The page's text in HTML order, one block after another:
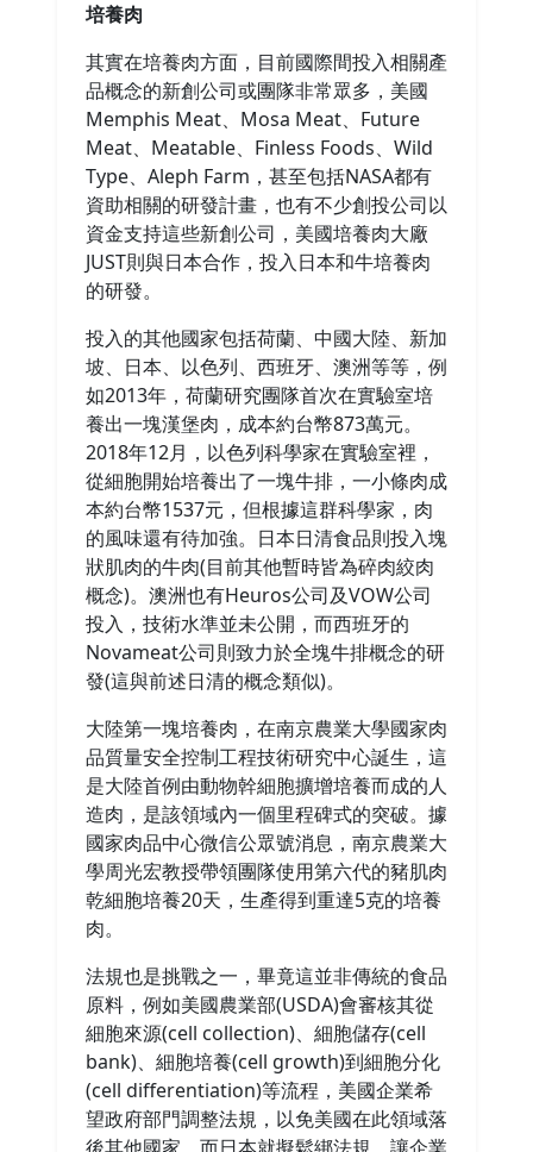
培養肉
其實在培養肉方面，目前國際間投入相關產
品概念的新創公司或團隊非常眾多，美國
Memphis Meat、Mosa Meat、Future
Meat、Meatable、Finless Foods、Wild
Type、Aleph Farm，甚至包括NASA都有
資助相關的研發計畫，也有不少創投公司以
資金支持這些新創公司，美國培養肉大廠
JUST則與日本合作，投入日本和牛培養肉
的研發。
投入的其他國家包括荷蘭、中國大陸、新加
坡、日本、以色列、西班牙、澳洲等等，例
如2013年，荷蘭研究團隊首次在實驗室培
養出一塊漢堡肉，成本約台幣873萬元。
2018年12月，以色列科學家在實驗室裡，
從細胞開始培養出了一塊牛排，一小條肉成
本約台幣1537元，但根據這群科學家，肉
的風味還有待加強。日本日清食品則投入塊
狀肌肉的牛肉(目前其他暫時皆為碎肉絞肉
概念)。澳洲也有Heuros公司及VOW公司
投入，技術水準並未公開，而西班牙的
Novameat公司則致力於全塊牛排概念的研
發(這與前述日清的概念類似)。
大陸第一塊培養肉，在南京農業大學國家肉
品質量安全控制工程技術研究中心誕生，這
是大陸首例由動物幹細胞擴增培養而成的人
造肉，是該領域內一個里程碑式的突破。據
國家肉品中心微信公眾號消息，南京農業大
學周光宏教授帶領團隊使用第六代的豬肌肉
乾細胞培養20天，生產得到重達5克的培養
肉。
法規也是挑戰之一，畢竟這並非傳統的食品
原料，例如美國農業部(USDA)會審核其從
細胞來源(cell collection)、細胞儲存(cell
bank)、細胞培養(cell growth)到細胞分化
(cell differentiation)等流程，美國企業希
望政府部門調整法規，以免美國在此領域落